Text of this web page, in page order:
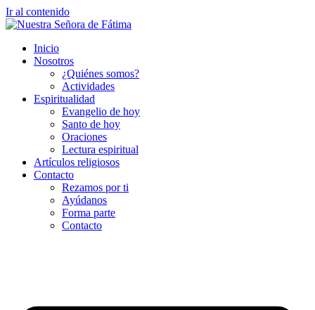
Ir al contenido
Inicio
Nosotros
¿Quiénes somos?
Actividades
Espiritualidad
Evangelio de hoy
Santo de hoy
Oraciones
Lectura espiritual
Artículos religiosos
Contacto
Rezamos por ti
Ayúdanos
Forma parte
Contacto